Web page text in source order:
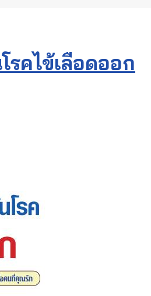
คไข้เลือดออก